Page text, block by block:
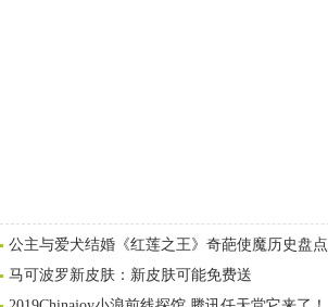
公主与爱犬结婚《红莲之王》奇葩使魔历史盘点
马可波罗新皮肤：新皮肤可能免费送